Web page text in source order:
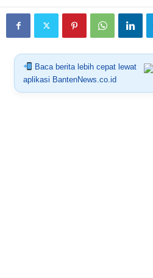
Baca berita lebih cepat lewat
aplikasi BantenNews.co.id